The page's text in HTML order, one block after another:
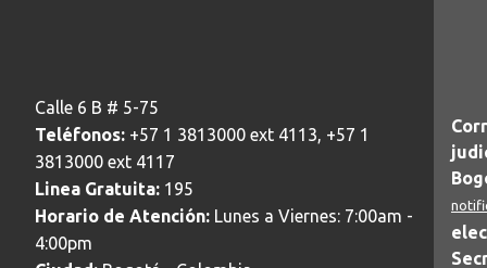
Calle 6 B # 5-75
Teléfonos: +57 1 3813000 ext 4113, +57 1
3813000 ext 4117
Linea Gratuita: 195
Horario de Atención: Lunes a Viernes: 7:00am -
4:00pm